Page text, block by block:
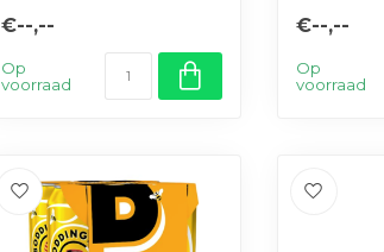
€--,--
Op
voorraad
€--,--
Op
voorraad